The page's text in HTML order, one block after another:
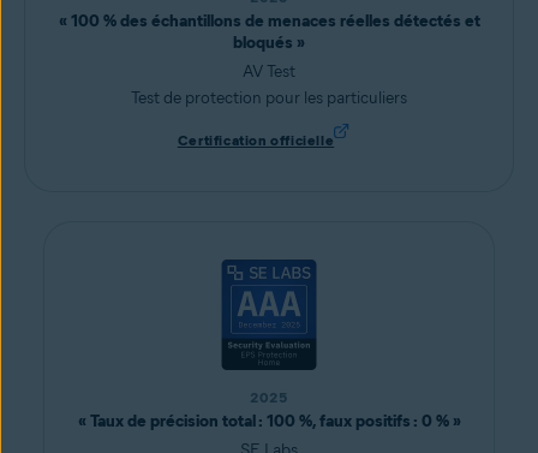
« 100 % des échantillons de menaces réelles détectés et
bloqués »
AV Test
Test de protection pour les particuliers
Certification officielle
2025
« Taux de précision total : 100 %, faux positifs : 0 % »